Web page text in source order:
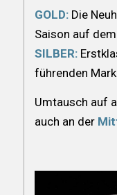
GOLD:Die
Saison auf
SILBER:
führenden
Umtausch auf
auch an der